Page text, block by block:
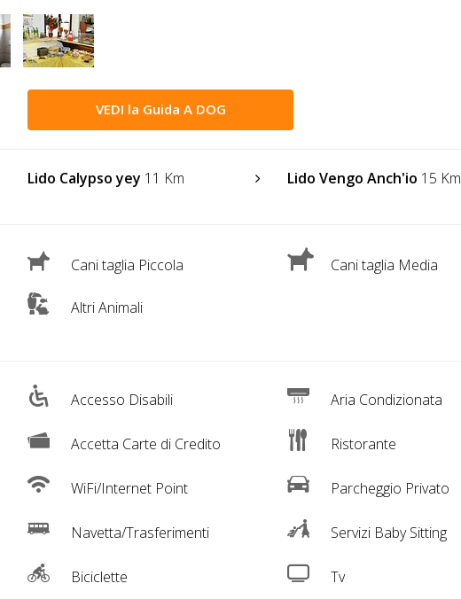
VEDI la Guida A DOG
Lido Calypso yey 11 Km Lido Vengo Anch'io 15 Km
Cani taglia Piccola Cani taglia Media
Altri Animali
Accesso Disabili Aria Condizionata
Accetta Carte di Credito Ristorante
WiFi/Internet Point Parcheggio Privato
Navetta/Trasferimenti Servizi Baby Sitting
Biciclette Tv